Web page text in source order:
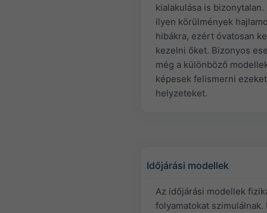
kialakulása is bizonytalan.
ilyen körülmények
hibákra, ezért óvatosan
kezelni őket. Bizonyos
még a különböző
képesek felismerni
helyzeteket.
Időjárási modellek
Az időjárási modellek
folyamatokat szimulálnak.